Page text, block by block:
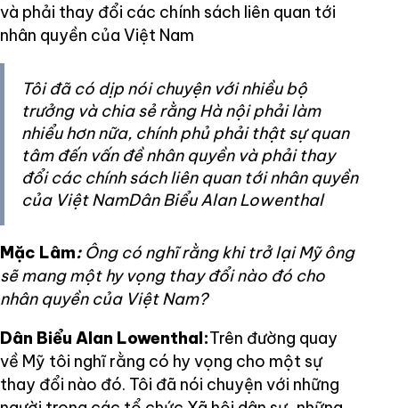
và phải thay đổi các chính sách liên quan tới
nhân quyền của Việt Nam
Tôi đã có dịp nói chuyện với nhiều bộ
trưởng và chia sẻ rằng Hà nội phải làm
nhiểu hơn nữa, chính phủ phải thật sự quan
tâm đến vấn đề nhân quyền và phải thay
đổi các chính sách liên quan tới nhân quyền
của Việt NamDân Biểu Alan Lowenthal
Mặc Lâm: Ông có nghĩ rằng khi trở lại Mỹ ông
sẽ mang một hy vọng thay đổi nào đó cho
nhân quyền của Việt Nam?
Dân Biểu Alan Lowenthal:Trên đường quay
về Mỹ tôi nghĩ rằng có hy vọng cho một sự
thay đổi nào đó. Tôi đã nói chuyện với những